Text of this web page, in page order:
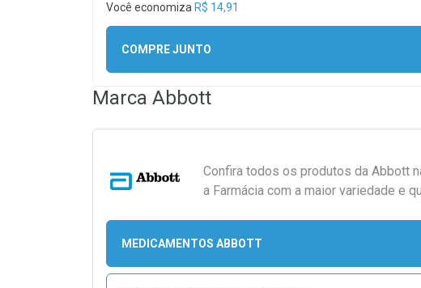
Você economiza R$ 14,91
COMPRE JUNTO
Marca Abbott
Confira todos os produtos da Abbott
a Farmácia com a maior variedade e
MEDICAMENTOS ABBOTT